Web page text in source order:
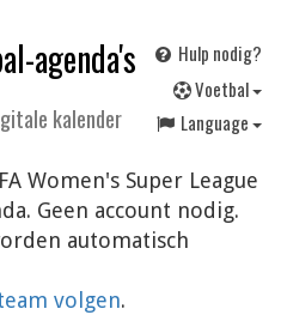
agenda's
kalender
Hulp nodig?
Voetbal
Language
Women's Super League
Geen account nodig.
automatisch
volgen.